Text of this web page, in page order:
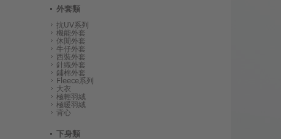
外套類
抗UV系列
機能外套
休閒外套
牛仔外套
西裝外套
針織外套
鋪棉外套
Fleece系列
大衣
極輕羽絨
極暖羽絨
背心
下身類